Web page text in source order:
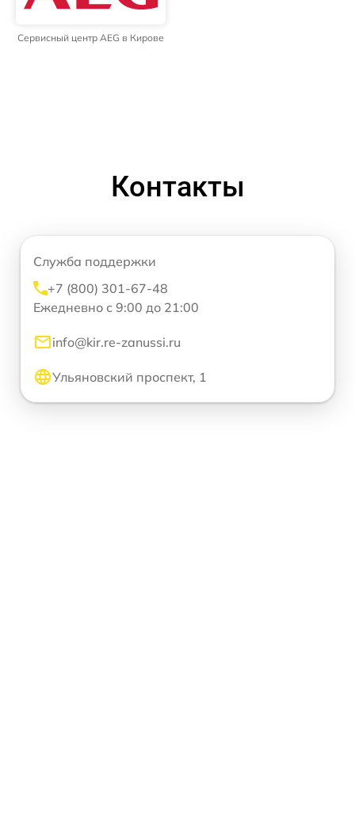
Сервисный центр AEG в Кирове
Контакты
Служба поддержки
+7 (800) 301-67-48
Ежедневно с 9:00 до 21:00
info@kir.re-zanussi.ru
Ульяновский проспект, 1